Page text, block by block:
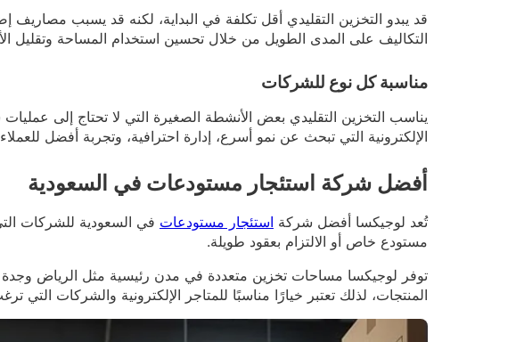
قد يبدو التخزين التقليدي أقل تكلفة في البداية، لكنه قد يسبب مصاريف
التكاليف على المدى الطويل من خلال تحسين استخدام المساحة وتقليل
مناسبة كل نوع للشركات
يناسب التخزين التقليدي بعض الأنشطة الصغيرة التي لا تحتاج إلى
الإلكترونية التي تبحث عن نمو أسرع، إدارة احترافية، وتجربة أفضل
أفضل شركة استئجار مستودعات في السعودية
تُعد لوجيكسا أفضل شركة استئجار مستودعات في السعودية للشركات
مستودع خاص أو الالتزام بعقود طويلة.
توفر لوجيكسا مساحات تخزين متعددة في مدن رئيسية مثل الرياض وجدة
المنتجات، لذلك تعتبر خيارًا مناسبًا للمتاجر الإلكترونية والشركات